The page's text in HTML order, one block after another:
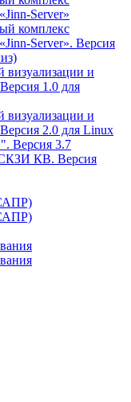
Server»
комплекс
Server». Версия
визуализации и
1.0 для
визуализации и
2.0 для Linux
Версия 3.7
КВ. Версия